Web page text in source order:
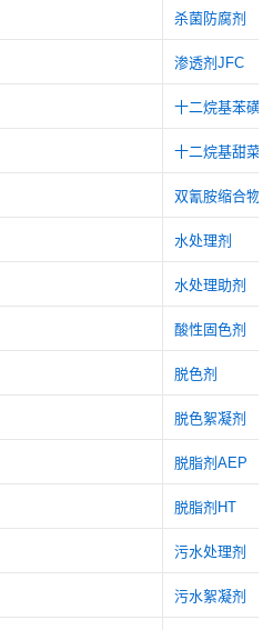
杀菌防腐剂
渗透剂JFC
十二烷基苯磺
十二烷基甜菜
双氰胺缩合物
水处理剂
水处理助剂
酸性固色剂
脱色剂
脱色絮凝剂
脱脂剂AEP
脱脂剂HT
污水处理剂
污水絮凝剂